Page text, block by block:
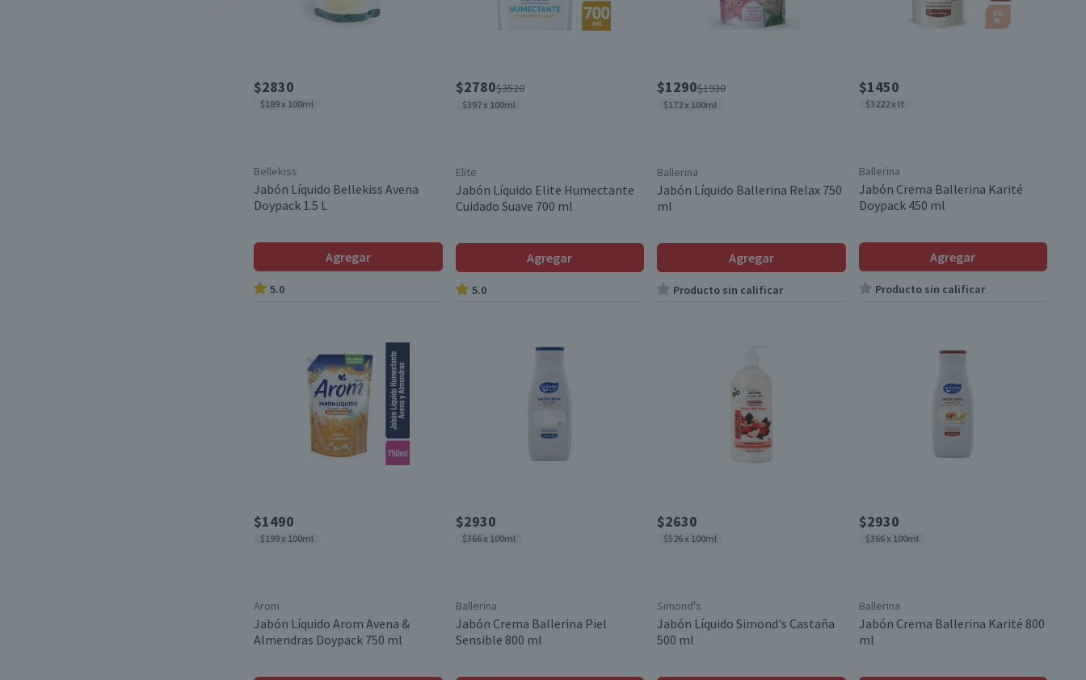
$2830
$189 x 100ml
Bellekiss
Jabón Líquido Bellekiss Avena
Doypack 1.5 L
Agregar
5.0
$2780$3520
$397 x 100ml
Elite
Jabón Líquido Elite Humectante
Cuidado Suave 700 ml
Agregar
5.0
$1290$1930
$172 x 100ml
Ballerina
Jabón Líquido Ballerina Relax 750
ml
Agregar
Producto sin calificar
$1450
$3222 x lt
Ballerina
Jabón Crema Ballerina Karité
Doypack 450 ml
Agregar
Producto sin calificar
$1490
$199 x 100ml
Arom
Jabón Líquido Arom Avena &
Almendras Doypack 750 ml
$2930
$366 x 100ml
Ballerina
Jabón Crema Ballerina Piel
Sensible 800 ml
$2630
$526 x 100ml
Simond's
Jabón Líquido Simond's Castaña
500 ml
$2930
$366 x 100ml
Ballerina
Jabón Crema Ballerina Karité 800
ml